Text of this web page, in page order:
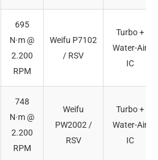
695
N·m @
2.200
RPM
Weifu P7102
/ RSV
Turbo +
Water-Air
IC
748
N·m @
2.200
RPM
Weifu
PW2002 /
RSV
Turbo +
Water-Air
IC